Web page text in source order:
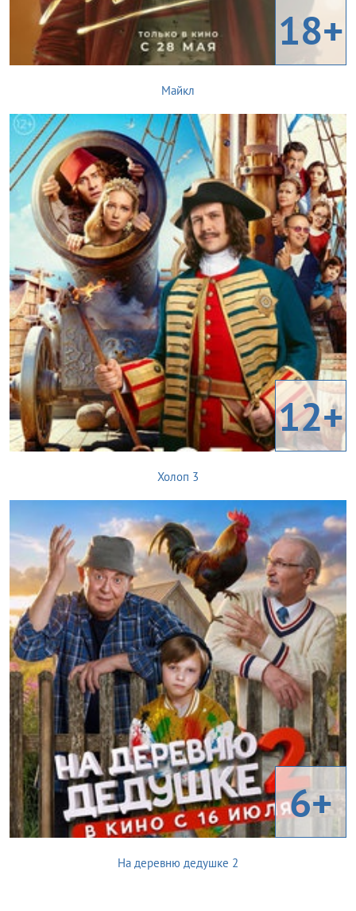
18+
Майкл
12+
Холоп 3
6+
На деревню дедушке 2